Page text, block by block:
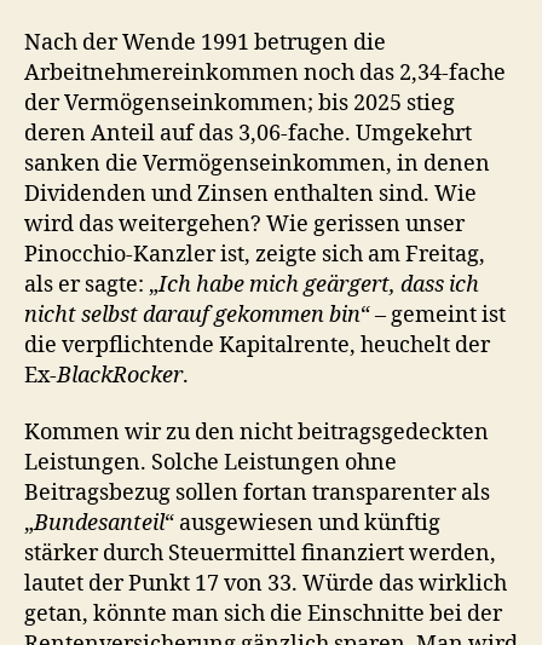
Nach der Wende 1991 betrugen die
Arbeitnehmereinkommen noch das 2,34-fache
der Vermögenseinkommen; bis 2025 stieg
deren Anteil auf das 3,06-fache. Umgekehrt
sanken die Vermögenseinkommen, in denen
Dividenden und Zinsen enthalten sind. Wie
wird das weitergehen? Wie gerissen unser
Pinocchio-Kanzler ist, zeigte sich am Freitag,
als er sagte: „Ich habe mich geärgert, dass ich
nicht selbst darauf gekommen bin“ – gemeint ist
die verpflichtende Kapitalrente, heuchelt der
Ex-BlackRocker.
Kommen wir zu den nicht beitragsgedeckten
Leistungen. Solche Leistungen ohne
Beitragsbezug sollen fortan transparenter als
„Bundesanteil“ ausgewiesen und künftig
stärker durch Steuermittel finanziert werden,
lautet der Punkt 17 von 33. Würde das wirklich
getan, könnte man sich die Einschnitte bei der